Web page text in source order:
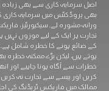
بھی پروڈکٹس میں سرمایہ کاری
ورانہ مشورہ لے۔ سیکیورٹیز،
تجارت ہر ایک کے لیے موزوں
کے ضائع ہونے کا خطرہ شامل ہے۔
ہوتے ہیں، لیکن بڑے ممکنہ خطرہ
خطرات سے آگاہ ہونا چاہیے اور
کریں اور پیسے سے تجارت نہ
ممالک میں فاریکس ٹریڈنگ کی